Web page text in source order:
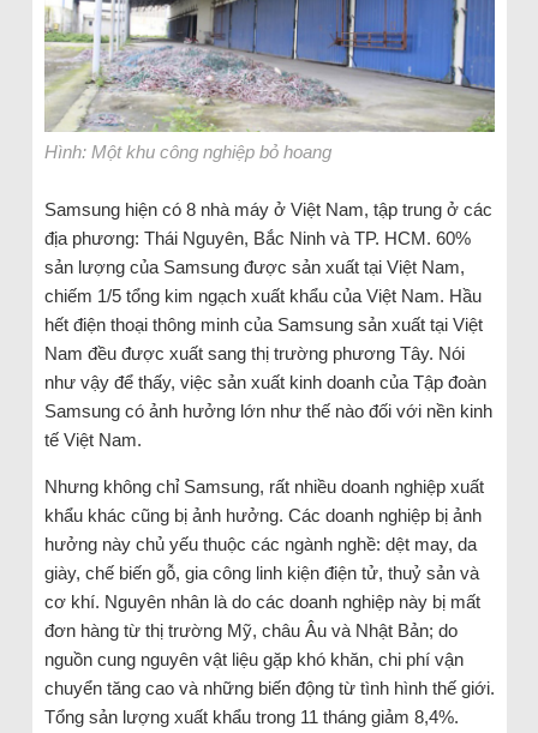
Hình: Một khu công nghiệp bỏ hoang
Samsung hiện có 8 nhà máy ở Việt Nam, tập trung ở các
địa phương: Thái Nguyên, Bắc Ninh và TP. HCM. 60%
sản lượng của Samsung được sản xuất tại Việt Nam,
chiếm 1/5 tổng kim ngạch xuất khẩu của Việt Nam. Hầu
hết điện thoại thông minh của Samsung sản xuất tại Việt
Nam đều được xuất sang thị trường phương Tây. Nói
như vậy để thấy, việc sản xuất kinh doanh của Tập đoàn
Samsung có ảnh hưởng lớn như thế nào đối với nền kinh
tế Việt Nam.
Nhưng không chỉ Samsung, rất nhiều doanh nghiệp xuất
khẩu khác cũng bị ảnh hưởng. Các doanh nghiệp bị ảnh
hưởng này chủ yếu thuộc các ngành nghề: dệt may, da
giày, chế biến gỗ, gia công linh kiện điện tử, thuỷ sản và
cơ khí. Nguyên nhân là do các doanh nghiệp này bị mất
đơn hàng từ thị trường Mỹ, châu Âu và Nhật Bản; do
nguồn cung nguyên vật liệu gặp khó khăn, chi phí vận
chuyển tăng cao và những biến động từ tình hình thế giới.
Tổng sản lượng xuất khẩu trong 11 tháng giảm 8,4%.